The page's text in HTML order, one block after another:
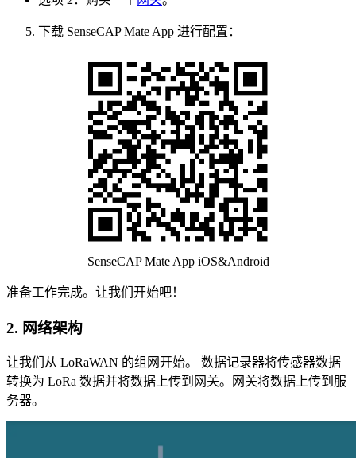
下载 SenseCAP Mate App 进行配置：
SenseCAP Mate App iOS&Android
准备工作完成。让我们开始吧！
2. 网络架构
让我们从 LoRaWAN 的组网开始。 数据记录器将传感器数据
转换为 LoRa 数据并将数据上传到网关。网关将数据上传到服
务器。